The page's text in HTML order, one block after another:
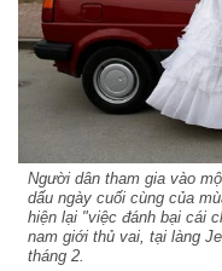
Người dân tham gia vào
dấu ngày cuối cùng của
hiện lại "việc đánh bại cái
nam giới thủ vai, tại làng
tháng 2.